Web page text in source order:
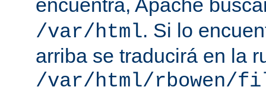
encuentra, Apache
/var/html. Si lo
arriba se traducirá en la
/var/html/rbowen/